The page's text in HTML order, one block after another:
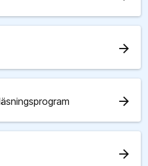
arrow_forward
arrow_forward
arrow_forward